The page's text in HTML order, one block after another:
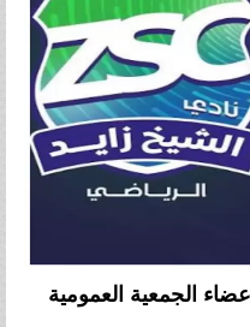
الجمعية العمومية